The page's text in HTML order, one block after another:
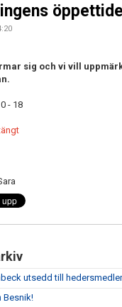
sig och vi vill
- 18
utsedd till
Besnik!